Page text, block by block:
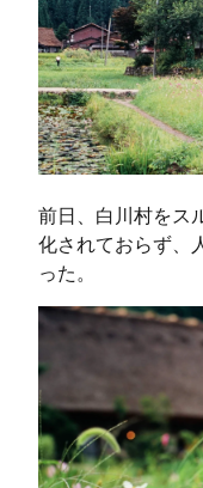
前日、白川村をス
化されておらず、
った。